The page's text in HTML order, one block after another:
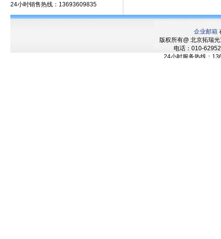
24小时销售热线：13693609835
企业邮箱
版权所有@ 北京拓瑞
电话：010-
24小时服务热线：